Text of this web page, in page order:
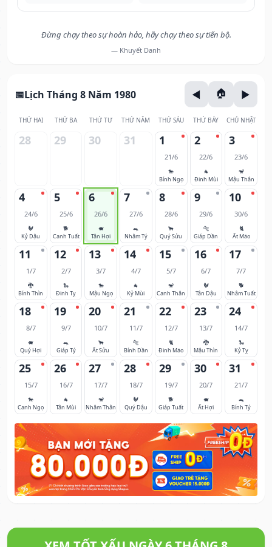
Đừng chạy theo sự hoàn hảo, hãy chạy theo sự tiến bộ.
— Khuyết Danh
Lịch Tháng 8 Năm 1980
THỨ HAI THỨ BA THỨ TƯ THỨ NĂM THỨ SÁU THỨ BẢY CHỦ NHẬT
28 29 30 31 1
21/6
🐎
Bính Ngọ
2
22/6
🐐
Đinh Mùi
3
23/6
🐒
Mậu Thân
4
24/6
🐓
Kỷ Dậu
5
25/6
🐕
Canh Tuất
6
26/6
🐖
Tân Hợi
7
27/6
🐀
Nhâm Tý
8
28/6
🐂
Quý Sửu
9
29/6
🐅
Giáp Dần
10
30/6
🐈
Ất Mão
11
1/7
🐉
Bính Thìn
12
2/7
🐍
Đinh Tỵ
13
3/7
🐎
Mậu Ngọ
14
4/7
🐐
Kỷ Mùi
15
5/7
🐒
Canh Thân
16
6/7
🐓
Tân Dậu
17
7/7
🐕
Nhâm Tuất
18
8/7
🐖
Quý Hợi
19
9/7
🐀
Giáp Tý
20
10/7
🐂
Ất Sửu
21
11/7
🐅
Bính Dần
22
12/7
🐈
Đinh Mão
23
13/7
🐉
Mậu Thìn
24
14/7
🐍
Kỷ Tỵ
25
15/7
🐎
Canh Ngọ
26
16/7
🐐
Tân Mùi
27
17/7
🐒
Nhâm Thân
28
18/7
🐓
Quý Dậu
29
19/7
🐕
Giáp Tuất
30
20/7
🐖
Ất Hợi
31
21/7
🐀
Bính Tý